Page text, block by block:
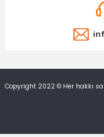
Copyright 2022 © Her hakkı